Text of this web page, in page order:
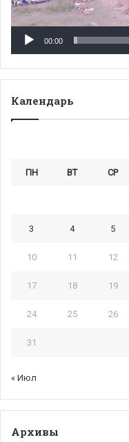
00:00
Календарь
ПН ВТ СР
3 4 5
10 11 12
17 18 19
24 25 26
31
« Июл
Архивы